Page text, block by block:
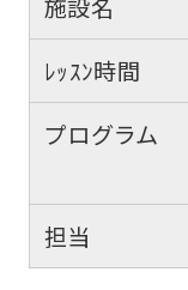
施設名
ﾚｯｽﾝ時間
プログラム
担当